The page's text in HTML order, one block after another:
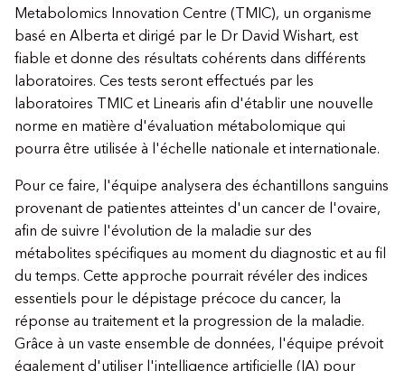
Metabolomics Innovation Centre (TMIC), un organisme
basé en Alberta et dirigé par le Dr David Wishart, est
fiable et donne des résultats cohérents dans différents
laboratoires. Ces tests seront effectués par les
laboratoires TMIC et Linearis afin d'établir une nouvelle
norme en matière d'évaluation métabolomique qui
pourra être utilisée à l'échelle nationale et internationale.
Pour ce faire, l'équipe analysera des échantillons sanguins
provenant de patientes atteintes d'un cancer de l'ovaire,
afin de suivre l'évolution de la maladie sur des
métabolites spécifiques au moment du diagnostic et au fil
du temps. Cette approche pourrait révéler des indices
essentiels pour le dépistage précoce du cancer, la
réponse au traitement et la progression de la maladie.
Grâce à un vaste ensemble de données, l'équipe prévoit
également d'utiliser l'intelligence artificielle (IA) pour